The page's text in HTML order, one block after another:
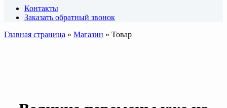
Контакты
Заказать обратный звонок
Главная страница » Магазин » Товар